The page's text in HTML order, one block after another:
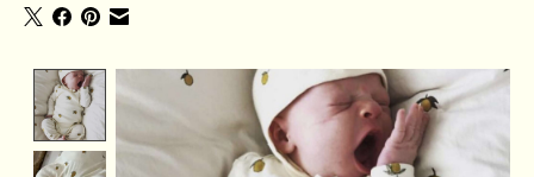
Product image slideshow Items